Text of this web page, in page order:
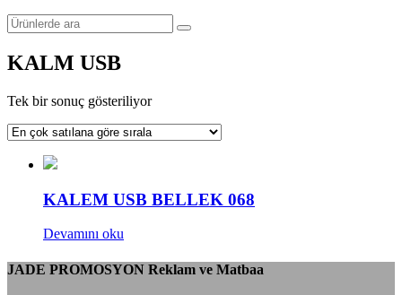
KALM USB
Tek bir sonuç gösteriliyor
KALEM USB BELLEK 068
Devamını oku
JADE PROMOSYON Reklam ve Matbaa